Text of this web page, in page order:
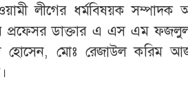
লীগের ধর্মবিষয়ক
প্রফেসর ডাক্তার এ এস এম
মোঃ রেজাউল করিম